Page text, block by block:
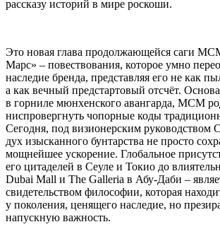
рассказу историй в мире роскоши.
Это новая глава продолжающейся саги
Марс» – повествования, которое умно
наследие бренда, представляя его не как
а как вечный предстартовый отсчёт.
в горниле мюнхенского авангарда, MCM
ниспровергнуть чопорные коды
Сегодня, под визионерским
дух изысканного бунтарства не просто
мощнейшее ускорение. Глобальное
его цитаделей в Сеуле и Токио до
Dubai Mall и The Galleria в Абу-Даби –
свидетельством философии, которая
у поколения, ценящего наследие, но
напускную важность.